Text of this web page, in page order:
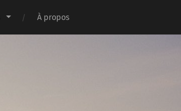
À propos